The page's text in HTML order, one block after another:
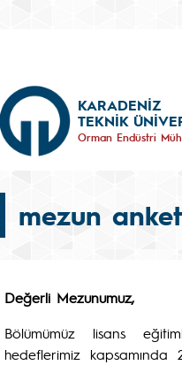
KARADENİZ
TEKNİK
Orman Endüstri
mezun
Değerli Mezunumuz,
Bölümümüz lisans
hedeflerimiz kapsamında